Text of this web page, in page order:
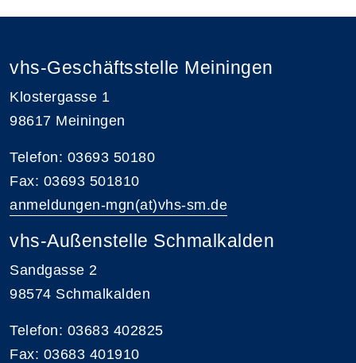
vhs-Geschäftsstelle Meiningen
Klostergasse 1
98617 Meiningen
Telefon: 03693 50180
Fax: 03693 501810
anmeldungen-mgn(at)vhs-sm.de
vhs-Außenstelle Schmalkalden
Sandgasse 2
98574 Schmalkalden
Telefon: 03683 402825
Fax: 03683 401910